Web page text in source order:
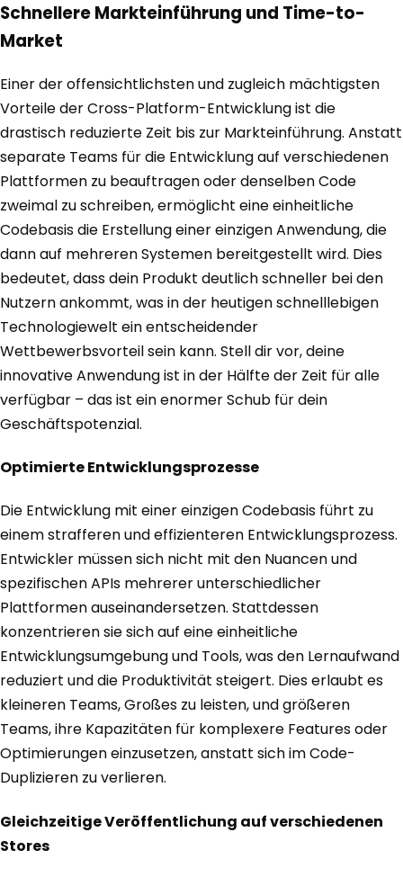
Schnellere Markteinführung und Time-to-
Market
Einer der offensichtlichsten und zugleich mächtigsten
Vorteile der Cross-Platform-Entwicklung ist die
drastisch reduzierte Zeit bis zur Markteinführung. Anstatt
separate Teams für die Entwicklung auf verschiedenen
Plattformen zu beauftragen oder denselben Code
zweimal zu schreiben, ermöglicht eine einheitliche
Codebasis die Erstellung einer einzigen Anwendung, die
dann auf mehreren Systemen bereitgestellt wird. Dies
bedeutet, dass dein Produkt deutlich schneller bei den
Nutzern ankommt, was in der heutigen schnelllebigen
Technologiewelt ein entscheidender
Wettbewerbsvorteil sein kann. Stell dir vor, deine
innovative Anwendung ist in der Hälfte der Zeit für alle
verfügbar – das ist ein enormer Schub für dein
Geschäftspotenzial.
Optimierte Entwicklungsprozesse
Die Entwicklung mit einer einzigen Codebasis führt zu
einem strafferen und effizienteren Entwicklungsprozess.
Entwickler müssen sich nicht mit den Nuancen und
spezifischen APIs mehrerer unterschiedlicher
Plattformen auseinandersetzen. Stattdessen
konzentrieren sie sich auf eine einheitliche
Entwicklungsumgebung und Tools, was den Lernaufwand
reduziert und die Produktivität steigert. Dies erlaubt es
kleineren Teams, Großes zu leisten, und größeren
Teams, ihre Kapazitäten für komplexere Features oder
Optimierungen einzusetzen, anstatt sich im Code-
Duplizieren zu verlieren.
Gleichzeitige Veröffentlichung auf verschiedenen
Stores